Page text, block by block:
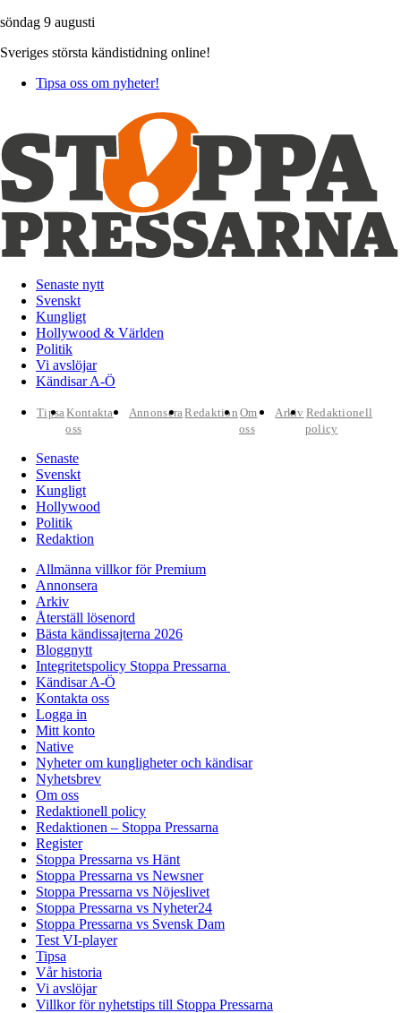
söndag 9 augusti
Sveriges största kändistidning online!
Tipsa oss om nyheter!
Senaste nytt
Svenskt
Kungligt
Hollywood & Världen
Politik
Vi avslöjar
Kändisar A-Ö
TipsaKontakta
oss
AnnonseraRedaktion Om
oss
Arkiv Redaktionell
policy
Senaste
Svenskt
Kungligt
Hollywood
Politik
Redaktion
Allmänna villkor för Premium
Annonsera
Arkiv
Återställ lösenord
Bästa kändissajterna 2026
Bloggnytt
Integritetspolicy Stoppa Pressarna
Kändisar A-Ö
Kontakta oss
Logga in
Mitt konto
Native
Nyheter om kungligheter och kändisar
Nyhetsbrev
Om oss
Redaktionell policy
Redaktionen – Stoppa Pressarna
Register
Stoppa Pressarna vs Hänt
Stoppa Pressarna vs Newsner
Stoppa Pressarna vs Nöjeslivet
Stoppa Pressarna vs Nyheter24
Stoppa Pressarna vs Svensk Dam
Test VI-player
Tipsa
Vår historia
Vi avslöjar
Villkor för nyhetstips till Stoppa Pressarna